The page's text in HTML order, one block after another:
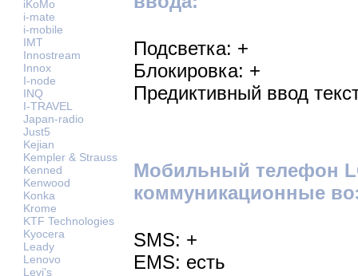
iKoMo
i-mate
i-mobile
IMT
Innostream
Innox
I-node
INQ
I-TRAVEL
Japan-radio
Just5
Kejian
Kempler & Strauss
Kenned
Kenwood
Konka
Krome
KTF Technologies
Kyocera
Leady
Lenovo
Levi's
Подсветка: +
Блокировка: +
Предиктивный ввод
Мобильный телефон
коммуникационные
SMS: +
EMS: есть